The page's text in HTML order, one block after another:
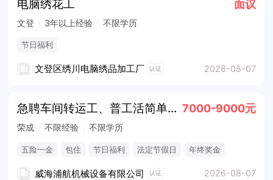
电脑绣花工 面议
文登 3年以上经验 不限学历
节日福利
文登区绣川电脑绣品加工厂 认证 2026-08-07
急聘车间转运工、普工活简单易上手五险一金7000+ 7000-9000元
荣成 不限经验 不限学历
五险一金 包住 节日福利 法定节假日 年终奖金
威海浦航机械设备有限公司 认证 2026-08-07